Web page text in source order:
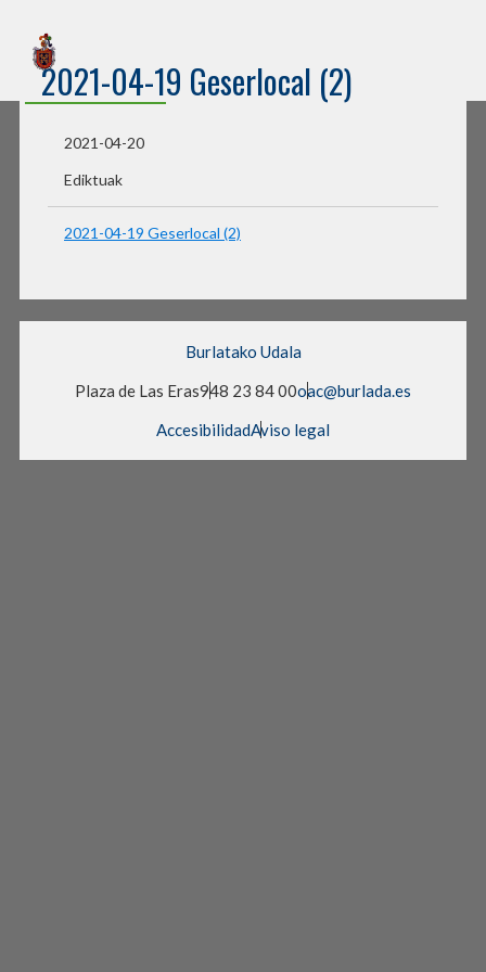
Burlatako Udala
2021-04-19 Geserlocal (2)
2021-04-20
Ediktuak
2021-04-19 Geserlocal (2)
Burlatako Udala
Plaza de Las Eras948 23 84 00oac@burlada.es
AccesibilidadAviso legal